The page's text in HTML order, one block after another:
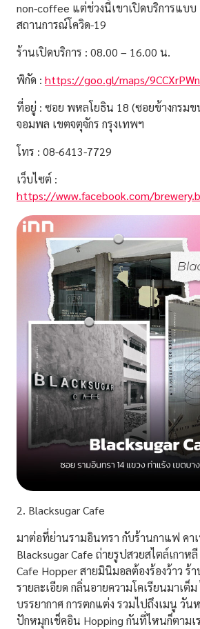
non-coffee แต่ช่วงนี้เขาเปิดบริการแบบ
สถานการณ์โควิด-19
ร้านเปิดบริการ : 08.00 – 16.00 น.
พิกัด : https://goo.gl/maps/
ที่อยู่ : ซอย พหลโยธิน 18 (ซอยข้างกรมข
จอมพล เขตจตุจักร กรุงเทพฯ
โทร : 08-6413-7729
เว็บไซต์ :
https://www.facebook.com/
2. Blacksugar Cafe
มาต่อที่ย่านรามอินทรา กับร้านกาแฟ คา
Blacksugar Cafe ถ่ายรูปสวยสไตล์เกาห
Cafe Hopperสายมินิมอลต้องร้องว้าว ร้
รายละเอียด กลิ่นอายความโคเรียนมาเต็
บรรยากาศ การตกแต่ง รวมไปถึงเมนู วัน
ปักหมุกเช็คอิน Hopping กันที่ไหนก็ตามเ